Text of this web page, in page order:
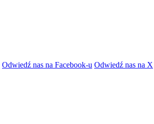
Odwiedź nas na Facebook-u Odwiedź nas na X